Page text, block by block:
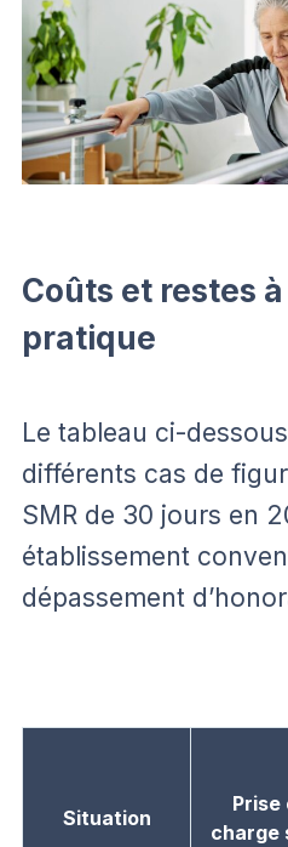
Coûts et restes
pratique
Le tableau ci-
différents cas de
SMR de 30 jours en
établissement
dépassement
Situation
Prise
charge